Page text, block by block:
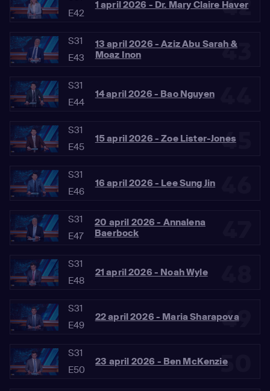
42
E42
1 april 2026 - Dr. Mary Claire Haver
43
S31
E43
13 april 2026 - Aziz Abu Sarah &
Moaz Inon
S31
E44
14 april 2026 - Bao Nguyen
45
S31
E45
15 april 2026 - Zoe Lister-Jones
S31
E46
16 april 2026 - Lee Sung Jin
S31
E47
20 april 2026 - Annalena
Baerbock
S31
E48
21 april 2026 - Noah Wyle
49
S31
E49
22 april 2026 - Maria Sharapova
50
S31
E50
23 april 2026 - Ben McKenzie